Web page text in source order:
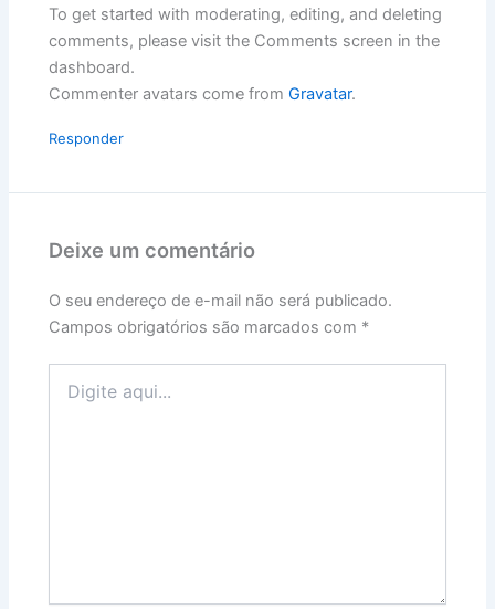
To get started with moderating, editing, and deleting
comments, please visit the Comments screen in the
dashboard.
Commenter avatars come fromGravatar.
Responder
Deixe um comentário
O seu endereço de e-mail não será publicado.
Campos obrigatórios são marcados com *
aqui...